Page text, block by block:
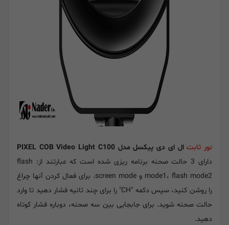
نور ثابتال ای دی پیکسل مدل PIXEL COB Video Light C100
دارای 3 حالت صحنه برنامه ریزی شده است که عبارتند از: flash
mode1، flash mode2 و screen mode. برای فعال کردن آنها چراغ
را روشن کنید، سپس دکمه "CH" را برای چند ثانیه فشار دهید تا وارد
حالت صحنه شوید. برای جابجایی بین سه صحنه، دوباره فشار کوتاه
دهید.